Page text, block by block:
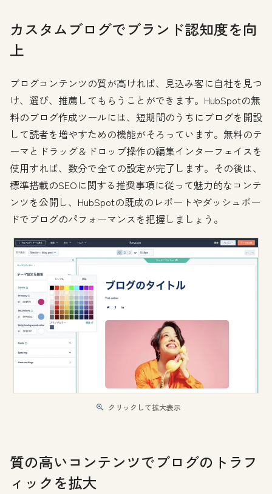
カスタムブログでブランド認知度を向
上
ブログコンテンツの質が高ければ、見込み客に自社を見つ
け、選び、推薦してもらうことができます。HubSpotの無
料のブログ作成ツールには、短期間のうちにブログを開設
して読者を増やすための機能がそろっています。無料のテ
ーマとドラッグ＆ドロップ操作の編集インターフェイスを
使用すれば、数分で全ての設定が完了します。その後は、
標準搭載のSEOに関する推奨事項に従って魅力的なコンテ
ンツを公開し、HubSpotの既成のレポートやダッシュボー
ドでブログのパフォーマンスを把握しましょう。
クリックして拡大表示
質の高いコンテンツでブログのトラフ
ィックを拡大